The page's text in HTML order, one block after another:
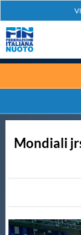
Nuoto
Tuffi
Fondo
Mondiali